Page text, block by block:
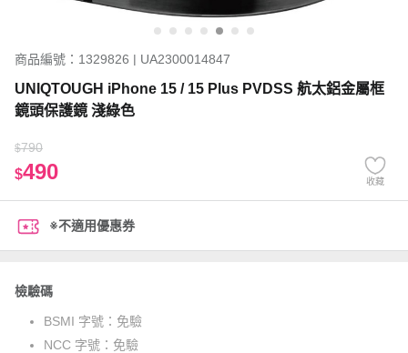
商品編號：1329826 | UA2300014847
UNIQTOUGH iPhone 15 / 15 Plus PVDSS 航太鋁金屬框
鏡頭保護鏡 淺綠色
$790
$490 收藏
※不適用優惠券
檢驗碼
BSMI 字號： 免驗
NCC 字號： 免驗